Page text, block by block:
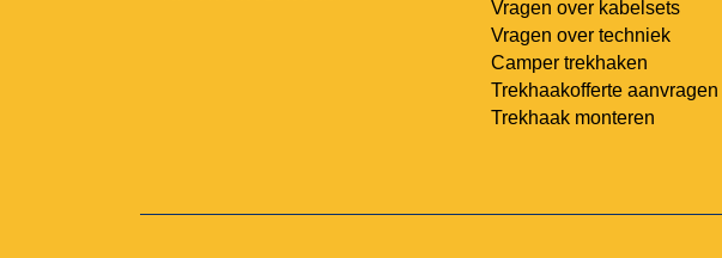
Vragen over kabelsets
Vragen over techniek
Camper trekhaken
Trekhaakofferte aanvragen
Trekhaak monteren